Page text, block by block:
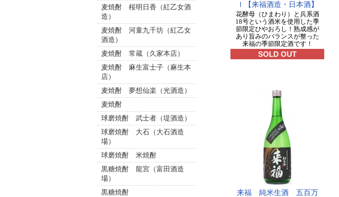
麦焼酎 桜明日香（紅乙女酒
造）
麦焼酎 河童九千坊（紅乙女
酒造）
麦焼酎 常蔵（久家本店）
麦焼酎 麻生富士子（麻生本
店）
麦焼酎 夢想仙楽（光酒造）
麦焼酎
球磨焼酎 武士者（堤酒造）
球磨焼酎 大石（大石酒造
場）
球磨焼酎 米焼酎
黒糖焼酎 龍宮（富田酒造
場）
黒糖焼酎
ｌ【来福酒造・日本酒】
花酵母（ひまわり）と兵系酒
18号という酒米を使用した季
節限定ひやおろし！熟成感が
あり旨みのバランスが整った
来福の季節限定酒です！
SOLD OUT
来福 純米生酒 五百万